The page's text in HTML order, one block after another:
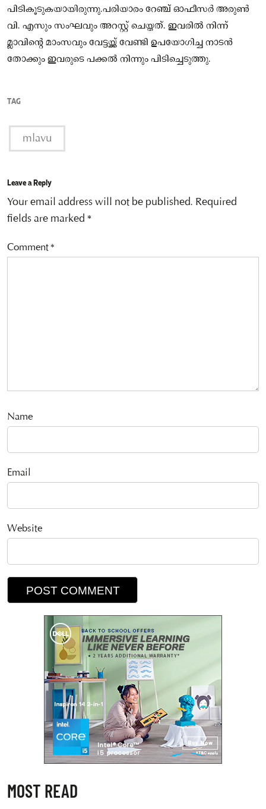
പിടികൂടുകയായിരുന്നു.പരിയാരം റേഞ്ച് ഓഫീസർ അരുണ്‍
വി. എസും സംഘവും അറസ്റ്റ് ചെയ്തത്. ഇവരില്‍ നിന്ന്
മ്ലാവിന്റെ മാംസവും വേട്ടയ്ക്ക്‌ വേണ്ടി ഉപയോഗിച്ച നാടൻ
തോക്കും ഇവരുടെ പക്കൽ നിന്നും പിടിച്ചെടുത്തു.
TAG
mlavu
Leave a Reply
Your email address will not be published. Required
fields are marked *
Comment*
Name
Email
Website
MOST READ